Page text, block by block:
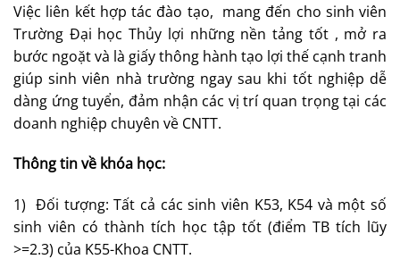
Việc liên kết hợp tác đào tạo, mang đến cho sinh viên
Trường Đại học Thủy lợi những nền tảng tốt , mở ra
bước ngoặt và là giấy thông hành tạo lợi thế cạnh tranh
giúp sinh viên nhà trường ngay sau khi tốt nghiệp dễ
dàng ứng tuyển, đảm nhận các vị trí quan trọng tại các
doanh nghiệp chuyên về CNTT.
Thông tin về khóa học:
1) Đối tượng: Tất cả các sinh viên K53, K54 và một số
sinh viên có thành tích học tập tốt (điểm TB tích lũy
>=2.3) của K55-Khoa CNTT.